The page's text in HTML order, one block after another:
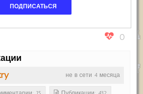
0
не в сети 4 месяца